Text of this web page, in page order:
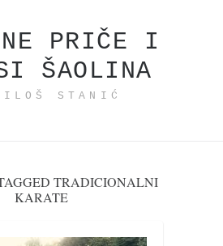
PRIČE I
ŠAOLINA
STANIĆ
TRADICIONALNI
KARATE